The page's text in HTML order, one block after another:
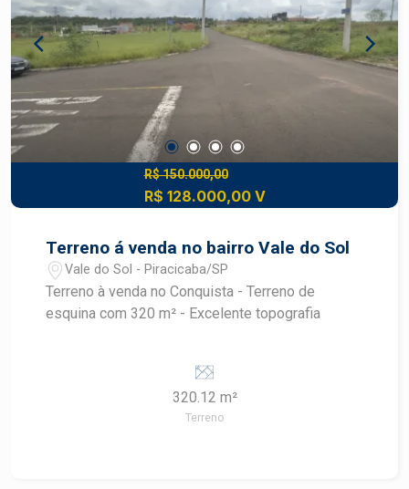
R$ 150.000,00
R$ 128.000,00 V
Terreno á venda no bairro Vale do Sol
Vale do Sol - Piracicaba/SP
Terreno à venda no Conquista - Terreno de
esquina com 320 m² - Excelente topografia
320.12 m²
Terreno